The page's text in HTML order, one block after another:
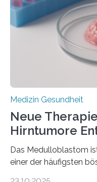
Rhythmusstörungen
hypertrophe
erblich bedingte
sich die linke
stark kontrahiert…
Medizin Gesundheit
Neue
Hirntumore
Das Medulloblastom
einer der häufigsten